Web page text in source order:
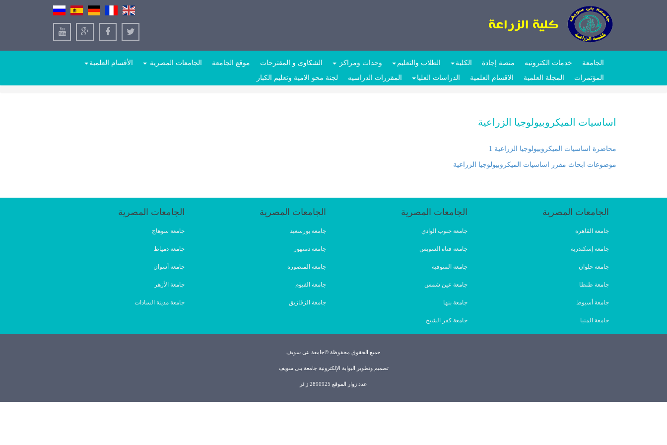
الجامعة خدمات الكترونيه منصة إجادة الكلية الطلاب والتعليم وحدات ومراكز الشكاوى و المقترحات موقع الجامعة الجامعات المصرية
الأقسام العلمية
المؤتمرات
المجلة العلمية الاقسام العلمية الدراسات العليا المقررات الدراسيه لجنة محو الامية وتعليم الكبار
اساسيات الميكروبيولوجيا الزراعية
محاضرة اساسيات الميكروبيولوجيا الزراعية 1
موضوعات ابحاث مقرر اساسيات الميكروبيولوجيا الزراعية
الجامعات المصرية
جامعة القاهرة
جامعة إسكندرية
جامعة حلوان
جامعة طنطا
جامعة أسيوط
جامعة المنيا
الجامعات المصرية
جامعة جنوب الوادي
جامعة قناة السويس
جامعة المنوفية
جامعة عين شمس
جامعة بنها
جامعة كفر الشيخ
الجامعات المصرية
جامعة بورسعيد
جامعة دمنهور
جامعة المنصورة
جامعة الفيوم
جامعة الزقازيق
الجامعات المصرية
جامعة سوهاج
جامعة دمياط
جامعة أسوان
جامعة الأزهر
جامعة مدينة السادات
جميع الحقوق محفوظة ©جامعة بنى سويف
تصميم وتطوير البوابة الإلكترونية جامعة بنى سويف
عدد زوار الموقع 2890925 زائر